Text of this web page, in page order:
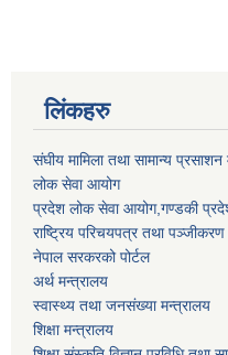
लिंकहरु
संघीय मामिला तथा सामान्य प्रसाशन
लोक सेवा आयोग
प्रदेश लोक सेवा आयोग,गण्डकी
राष्ट्रिय परिचयपत्र तथा पञ्जीकरण
नेपाल सरकरको पोर्टल
अर्थ मन्त्रालय
स्वास्थ्य तथा जनसंख्या मन्त्रालय
शिक्षा मन्त्रालय